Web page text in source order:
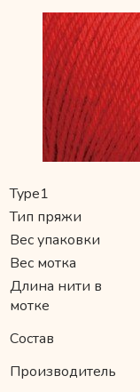
Type1
Тип пряжи
Вес упаковки
Вес мотка
Длина нити в
мотке
Состав
Производитель